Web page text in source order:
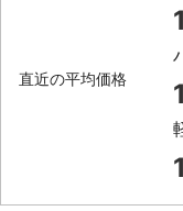
直近の平均価格